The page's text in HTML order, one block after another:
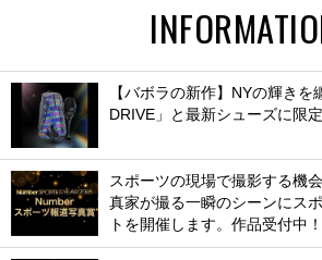
【バボラの新作】NYの輝きを
DRIVE」と最新シューズに限
スポーツの現場で撮影する機
真家が撮る一瞬のシーンにス
トを開催します。作品受付中！